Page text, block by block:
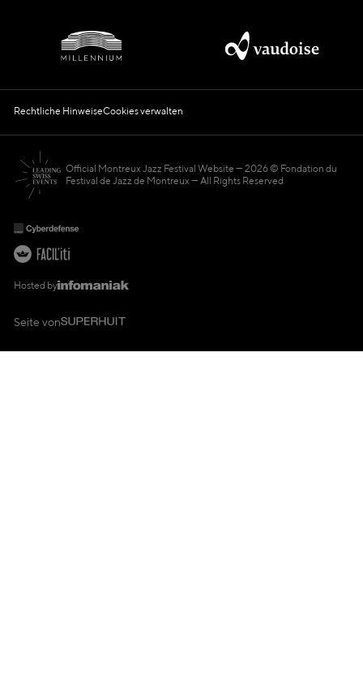
Rechtliche HinweiseCookies verwalten
Official Montreux Jazz Festival Website
2026 © Fondation du
Festival de Jazz de Montreux — All Rights Reserved
Hosted by
Seite von